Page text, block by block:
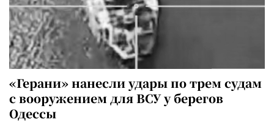
«Герани» нанесли удары по трем судам
с вооружением для ВСУ у берегов
Одессы